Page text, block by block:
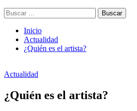
Buscar:
Inicio
Actualidad
¿Quién es el artista?
Actualidad
¿Quién es el artista?